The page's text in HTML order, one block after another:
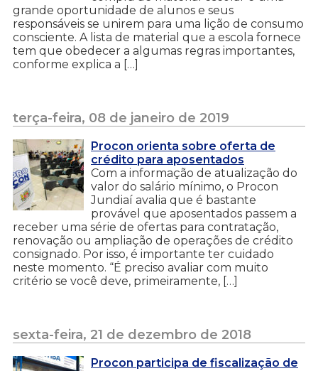
grande oportunidade de alunos e seus
responsáveis se unirem para uma lição de consumo
consciente. A lista de material que a escola fornece
tem que obedecer a algumas regras importantes,
conforme explica a […]
terça-feira, 08 de janeiro de 2019
Procon orienta sobre oferta de
crédito para aposentados
Com a informação de atualização do
valor do salário mínimo, o Procon
Jundiaí avalia que é bastante
provável que aposentados passem a
receber uma série de ofertas para contratação,
renovação ou ampliação de operações de crédito
consignado. Por isso, é importante ter cuidado
neste momento. “É preciso avaliar com muito
critério se você deve, primeiramente, […]
sexta-feira, 21 de dezembro de 2018
Procon participa de fiscalização de